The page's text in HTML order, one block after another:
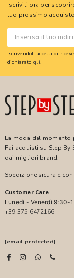
Iscriviti ora per
tuo prossimo
Iscrivendoti accetti di
dichiarato qui.
La moda del
Fai acquisti su Step By
dai migliori brand.
Spedizione sicura e
Customer Care
Lunedì - Venerdì 9:30-
+39 375 6472166
[email protected]